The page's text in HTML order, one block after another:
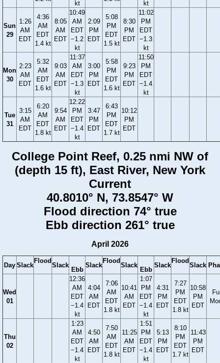
kt
kt
Sun
29
1:26
AM
EDT
4:36
AM
EDT
1.4 kt
8:05
AM
EDT
10:49
AM
EDT
−1.2
kt
2:09
PM
EDT
5:08
PM
EDT
1.5 kt
8:30
PM
EDT
11:02
PM
EDT
−1.3
kt
Mon
30
2:23
AM
EDT
5:32
AM
EDT
1.6 kt
9:03
AM
EDT
11:37
AM
EDT
−1.3
kt
3:00
PM
EDT
5:58
PM
EDT
1.6 kt
9:23
PM
EDT
11:50
PM
EDT
−1.4
kt
Tue
31
3:15
AM
EDT
6:20
AM
EDT
1.8 kt
9:54
AM
EDT
12:22
PM
EDT
−1.4
kt
3:47
PM
EDT
6:43
PM
EDT
1.7 kt
10:12
PM
EDT
College Point Reef, 0.25 nmi NW of
(depth 15 ft), East River, New York
Current
40.8010° N, 73.8547° W
Flood direction 74° true
Ebb direction 261° true
April 2026
Day Slack
Flood
Slack
Ebb
Slack
Flood
Slack
Ebb
Slack
Flood
Slack
Wed
01
12:36
AM
EDT
−1.4
kt
4:04
AM
EDT
7:06
AM
EDT
1.8 kt
10:41
AM
EDT
1:07
PM
EDT
−1.4
kt
4:31
PM
EDT
7:27
PM
EDT
1.8 kt
10:58
PM
EDT
Thu
02
1:23
AM
EDT
−1.4
kt
4:50
AM
EDT
7:50
AM
EDT
1.8 kt
11:25
AM
EDT
1:51
PM
EDT
−1.4
kt
5:13
PM
EDT
8:10
PM
EDT
1.7 kt
11:43
PM
EDT